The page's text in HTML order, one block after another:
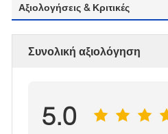
Αξιολογήσεις & Κριτικές
Συνολική αξιολόγηση
5.0